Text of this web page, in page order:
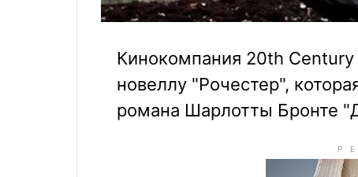
Кинокомпания 20th Century
новеллу "Рочестер",
романа Шарлотты Бронте